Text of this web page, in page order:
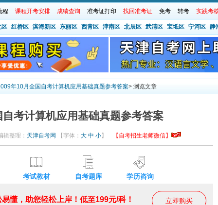
程 课程开考安排 成绩查询 准考证打印 找回准考证 免考 转考 实践考
区 红桥区 滨海新区 东丽区 西青区 津南区 北辰区 武清区 宝坻区 宁河区 静
年10月全国自考计算机应用基础真题参考答案> 浏览文章
自考计算机应用基础真题参考答案
整理： 天津自考网 【字体： 大 中 小】 【自考招生老师微信】
考试教材 自考题库 学历咨询
立即购买
懂，助您轻松上岸！低至199元/科！